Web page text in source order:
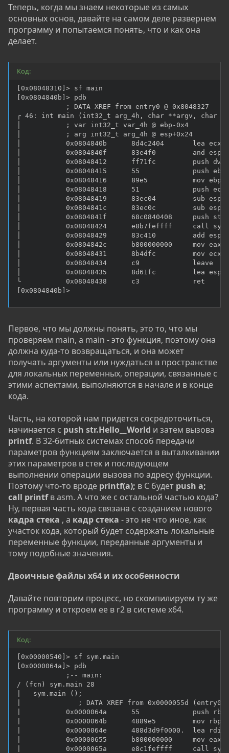
Теперь, когда мы знаем некоторые из самых
основных основ, давайте на самом деле развернем
программу и попытаемся понять, что и как она
делает.
Код:
[0x08048310]> sf main
[0x0804840b]> pdb
            ; DATA XREF from entry0 @ 0x8048327
┌ 46: int main (int32_t arg_4h, char **argv, char
│           ; var int32_t var_4h @ ebp-0x4
│           ; arg int32_t arg_4h @ esp+0x24
│           0x0804840b      8d4c2404       lea ecx,
│           0x0804840f      83e4f0         and
│           0x08048412      ff71fc         push
│           0x08048415      55             push ebp
│           0x08048416      89e5           mov ebp,
│           0x08048418      51             push ecx
│           0x08048419      83ec04         sub esp,
│           0x0804841c      83ec0c         sub esp,
│           0x0804841f      68c0840408     push
│           0x08048424      e8b7feffff     call
│           0x08048429      83c410         add esp,
│           0x0804842c      b800000000     mov eax,
│           0x08048431      8b4dfc         mov ecx,
│           0x08048434      c9             leave
│           0x08048435      8d61fc         lea esp,
└           0x08048438      c3             ret
[0x0804840b]>
Первое, что мы должны понять, это то, что мы
проверяем main, а main - это функция, поэтому она
должна куда-то возвращаться, и она может
получать аргументы или нуждаться в пространстве
для локальных переменных, операции, связанные с
этими аспектами, выполняются в начале и в конце
кода.
Часть, на которой нам придется сосредоточиться,
начинается с push str.Hello__World и затем вызова
printf. В 32-битных системах способ передачи
параметров функциям заключается в выталкивании
этих параметров в стек и последующем
выполнении операции вызова по адресу функции.
Поэтому что-то вроде printf(a); в C будет push a;
call printfв asm. А что же с остальной частью кода?
Ну, первая часть кода связана с созданием нового
кадра стека , а кадр стека - это не что иное, как
участок кода, который будет содержать локальные
переменные функции, переданные аргументы и
тому подобные значения.
Двоичные файлы x64 и их особенности
Давайте повторим процесс, но скомпилируем ту же
программу и откроем ее в r2 в системе x64.
Код:
[0x00000540]> sf sym.main
[0x0000064a]> pdb
            ;-- main:
/ (fcn) sym.main 28
|   sym.main ();
|              ; DATA XREF from 0x0000055d (entry0)
|           0x0000064a      55             push rbp
|           0x0000064b      4889e5         mov rbp,
|           0x0000064e      488d3d9f0000.  lea rdi,
|           0x00000655      b800000000     mov eax,
|           0x0000065a      e8c1feffff     call